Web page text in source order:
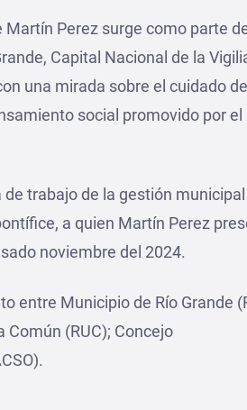
Perez surge como parte
Capital Nacional de la
una mirada sobre el cuidado
social promovido por el
trabajo de la gestión municipal
a quien Martín Perez
noviembre del 2024.
entre Municipio de Río Grande
Común (RUC); Concejo